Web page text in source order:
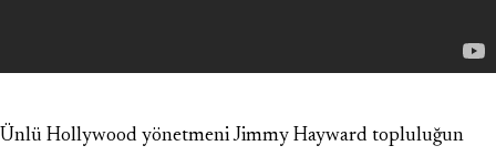
Ünlü Hollywood yönetmeni Jimmy Hayward topluluğun